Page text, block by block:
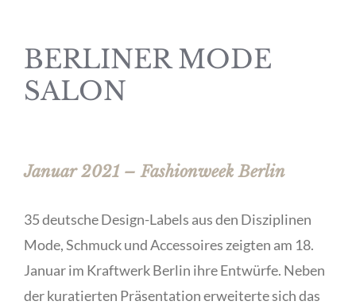
BERLINER MODE
SALON
Januar 2021 – Fashionweek Berlin
35 deutsche Design-Labels aus den Disziplinen
Mode, Schmuck und Accessoires zeigten am 18.
Januar im Kraftwerk Berlin ihre Entwürfe. Neben
der kuratierten Präsentation erweiterte sich das